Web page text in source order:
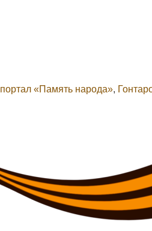
портал «Память народа»,